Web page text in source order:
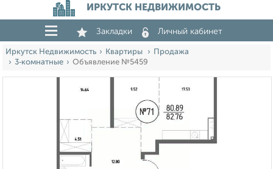
ИРКУТСК НЕДВИЖИМОСТЬ
Закладки Личный кабинет
Иркутск Недвижимость Квартиры
Продажа
3‑комнатные
Объявление №5459